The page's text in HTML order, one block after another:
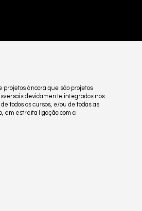
projetos âncora que são projetos
devidamente integrados nos
todos os cursos, e/ou de todas as
em estreita ligação com a